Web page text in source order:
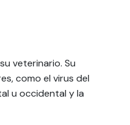
veterinario. Su
como el virus del
u occidental y la